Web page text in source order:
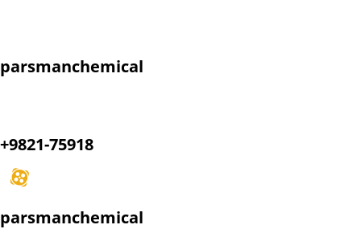
parsmanchemical
+9821-75918
parsmanchemical